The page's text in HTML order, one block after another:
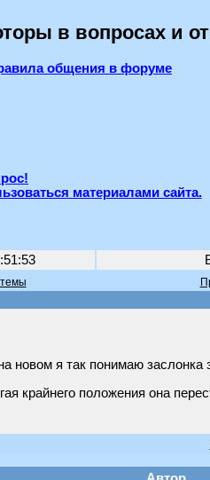
в вопросах и
общения в форуме
материалами сайта.
новом я так понимаю заслонка
крайнего положения она